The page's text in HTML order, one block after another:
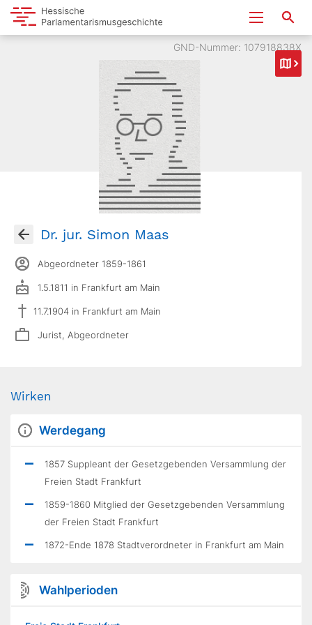
GND-Nummer: 107918838X
Dr. jur. Simon Maas
Abgeordneter 1859-1861
1.5.1811 in Frankfurt am Main
11.7.1904 in Frankfurt am Main
Jurist, Abgeordneter
Wirken
Werdegang
1857 Suppleant der Gesetzgebenden Versammlung der
Freien Stadt Frankfurt
1859-1860 Mitglied der Gesetzgebenden Versammlung
der Freien Stadt Frankfurt
1872-Ende 1878 Stadtverordneter in Frankfurt am Main
Wahlperioden